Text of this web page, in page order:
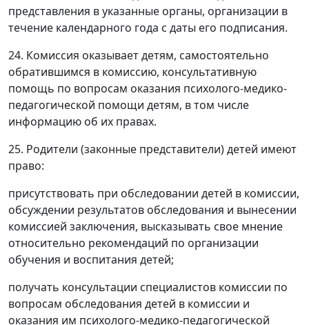
представления в указанные органы, организации в
течение календарного года с даты его подписания.
24. Комиссия оказывает детям, самостоятельно
обратившимся в комиссию, консультативную
помощь по вопросам оказания психолого-медико-
педагогической помощи детям, в том числе
информацию об их правах.
25. Родители (законные представители) детей имеют
право:
присутствовать при обследовании детей в комиссии,
обсуждении результатов обследования и вынесении
комиссией заключения, высказывать свое мнение
относительно рекомендаций по организации
обучения и воспитания детей;
получать консультации специалистов комиссии по
вопросам обследования детей в комиссии и
оказания им психолого-медико-педагогической